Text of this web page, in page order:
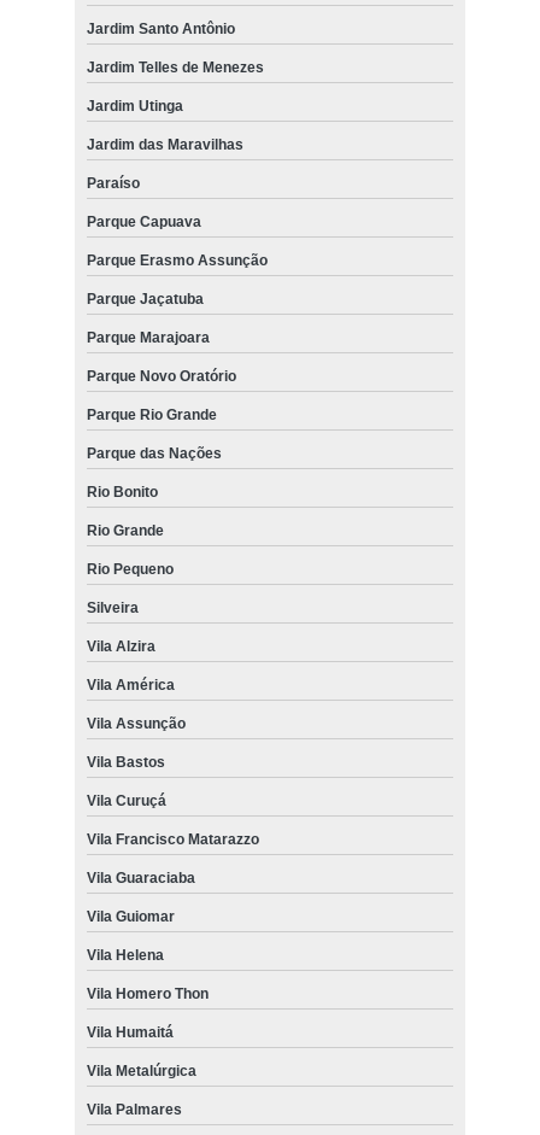
Jardim Santo Antônio
Jardim Telles de Menezes
Jardim Utinga
Jardim das Maravilhas
Paraíso
Parque Capuava
Parque Erasmo Assunção
Parque Jaçatuba
Parque Marajoara
Parque Novo Oratório
Parque Rio Grande
Parque das Nações
Rio Bonito
Rio Grande
Rio Pequeno
Silveira
Vila Alzira
Vila América
Vila Assunção
Vila Bastos
Vila Curuçá
Vila Francisco Matarazzo
Vila Guaraciaba
Vila Guiomar
Vila Helena
Vila Homero Thon
Vila Humaitá
Vila Metalúrgica
Vila Palmares